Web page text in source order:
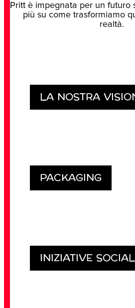
Pritt è impegnata per un futuro
più su come trasformiamo
realtà.
LA NOSTRA
PACKAGING
INIZIATIVE